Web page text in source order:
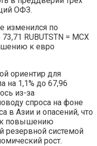
ОФЗ.
изменился по
RUBUTSTN = MCX
к евро
ориентир для
на 1,1% до 67,96
из-за
спроса на фоне
в Азии и опасений, что
к повышению
резервной системой
рост.